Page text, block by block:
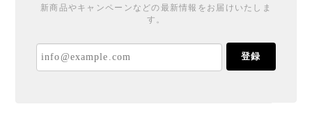
新商品やキャンペーンなどの最新情報をお届けいたしま
す。
登録